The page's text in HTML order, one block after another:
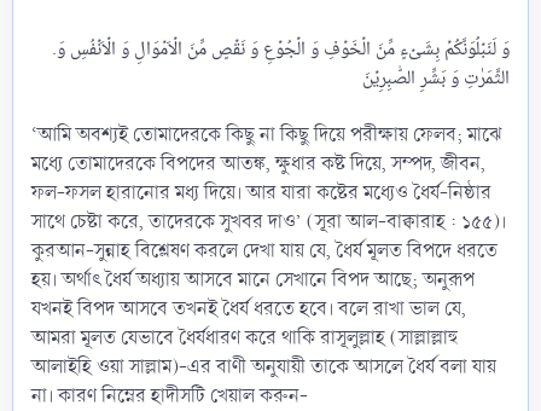
.وَ لَنَبۡلُوَنَّکُمۡ بِشَیۡءٍ مِّنَ الۡخَوۡفِ وَ الۡجُوۡعِ وَ نَقۡصٍ مِّنَ الۡاَمۡوَالِ وَ الۡاَنۡفُسِ وَ
‘আমি অবশ্যই তোমাদেরকে কিছু না কিছু দিয়ে পরীক্ষায় ফেলব; মাঝে
মধ্যে তোমাদেরকে বিপদের আতঙ্ক, ক্ষুধার কষ্ট দিয়ে, সম্পদ, জীবন,
ফল-ফসল হারানোর মধ্য দিয়ে। আর যারা কষ্টের মধ্যেও ধৈর্য-নিষ্ঠার
সাথে চেষ্টা করে, তাদেরকে সুখবর দাও’ (সূরা আল-বাক্বারাহ : ১৫৫)।
কুরআন-সুন্নাহ বিশ্লেষণ করলে দেখা যায় যে, ধৈর্য মূলত বিপদে ধরতে
হয়। অর্থাৎ ধৈর্য অধ্যায় আসবে মানে সেখানে বিপদ আছে; অনুরূপ
যখনই বিপদ আসবে তখনই ধৈর্য ধরতে হবে। বলে রাখা ভাল যে,
আমরা মূলত যেভাবে ধৈর্যধারণ করে থাকি রাসূলুল্লাহ (সাল্লাল্লাহু
আলাইহি ওয়া সাল্লাম)-এর বাণী অনুযায়ী তাকে আসলে ধৈর্য বলা যায়
না। কারণ নিম্নের হাদীসটি খেয়াল করুন-